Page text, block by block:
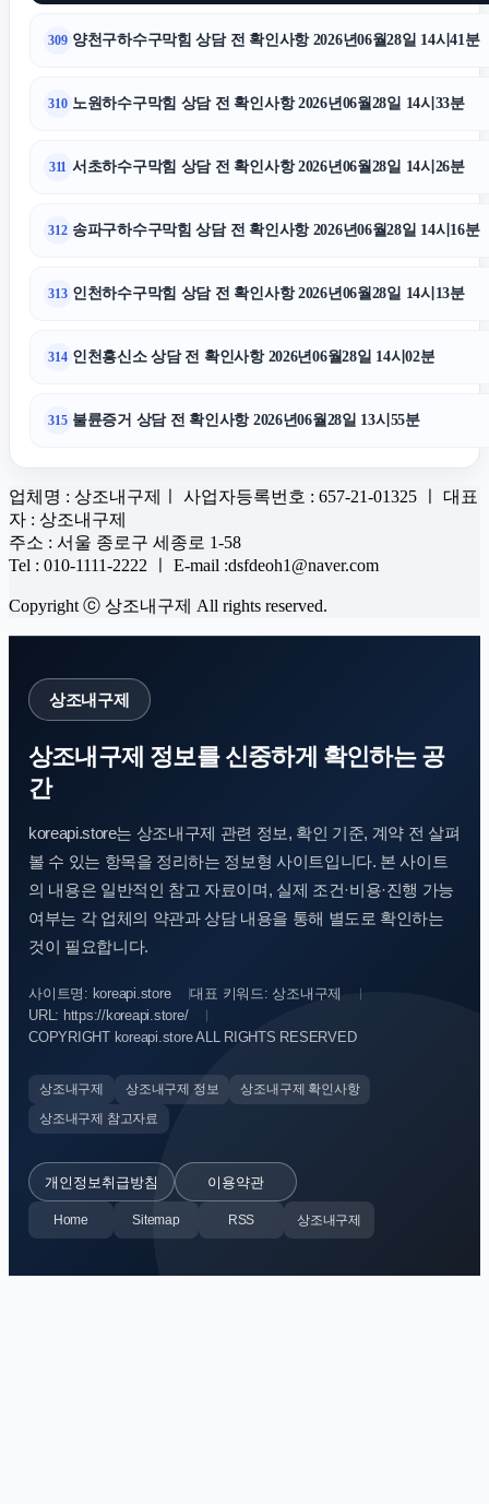
309 양천구하수구막힘 상담 전 확인사항 2026년06월28일 14시41분
310 노원하수구막힘 상담 전 확인사항 2026년06월28일 14시33분
311 서초하수구막힘 상담 전 확인사항 2026년06월28일 14시26분
312 송파구하수구막힘 상담 전 확인사항 2026년06월28일 14시16분
313 인천하수구막힘 상담 전 확인사항 2026년06월28일 14시13분
314 인천흥신소 상담 전 확인사항 2026년06월28일 14시02분
315 불륜증거 상담 전 확인사항 2026년06월28일 13시55분
업체명 : 상조내구제ㅣ 사업자등록번호 : 657-21-01325 ㅣ 대표
자 : 상조내구제
주소 : 서울 종로구 세종로 1-58
Tel : 010-1111-2222 ㅣ E-mail :dsfdeoh1@naver.com
Copyright ⓒ 상조내구제 All rights reserved.
상조내구제
상조내구제 정보를 신중하게 확인하는 공
간
koreapi.store는 상조내구제 관련 정보, 확인 기준, 계약 전 살펴
볼 수 있는 항목을 정리하는 정보형 사이트입니다. 본 사이트
의 내용은 일반적인 참고 자료이며, 실제 조건·비용·진행 가능
여부는 각 업체의 약관과 상담 내용을 통해 별도로 확인하는
것이 필요합니다.
사이트명: koreapi.store
대표 키워드: 상조내구제
URL: https://koreapi.store/
COPYRIGHT koreapi.store ALL RIGHTS RESERVED
상조내구제 상조내구제 정보
상조내구제 확인사항
상조내구제 참고자료
개인정보취급방침 이용약관
Home Sitemap RSS 상조내구제